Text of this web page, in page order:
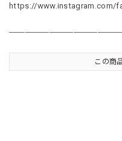
https://www.instagram.com/
この商